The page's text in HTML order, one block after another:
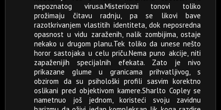
nepoznatog virusa.Misteriozni tonovi toliko
prožimaju čitavu radnju, pa se likovi bave
razotkrivanjem vlastitih identiteta, dok neposredna
opasnost u vidu zaraženih, nalik zombijima, ostaje
nekako u drugom planu.Tek toliko da unese nešto
horor sastojaka u celu priču.Nema puno akcije, niti
zapaženijih specijalnih efekata. Zato je nivo
prikazane glume u granicama prihvatljivog, s
obzirom da su psihološki profili sasvim korektno
oslikani pred objektivom kamere.Sharlto Copley se
nametnuo još jednom, koristeći svoju zavidnu